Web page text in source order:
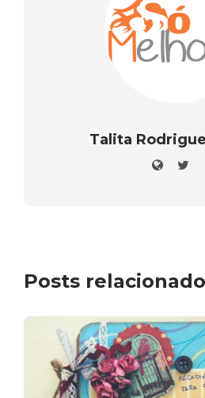
Talita
Posts